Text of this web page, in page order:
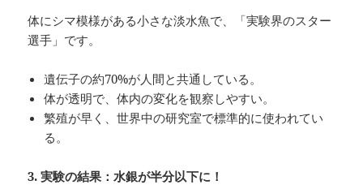
体にシマ模様がある小さな淡水魚で、「実験界のスター
選手」です。
遺伝子の約70%が人間と共通している。
体が透明で、体内の変化を観察しやすい。
繁殖が早く、世界中の研究室で標準的に使われてい
る。
3.実験の結果：水銀が半分以下に！